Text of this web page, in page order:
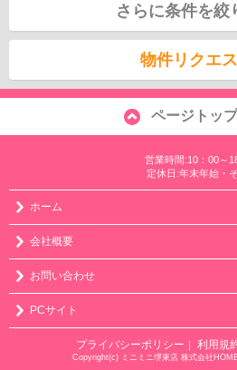
さらに条件を絞
物件リクエ
ページトッ
営業時間:10：00～
定休日:年末年始・
ホーム
会社概要
お問い合わせ
PCサイト
プライバシーポリシー ｜ 利用規
Copyright(c) ミニミニ堺東店 株式会社